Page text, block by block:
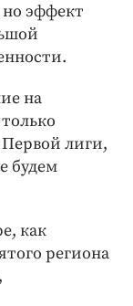
но эффект
на
лиги,
будем
как
региона